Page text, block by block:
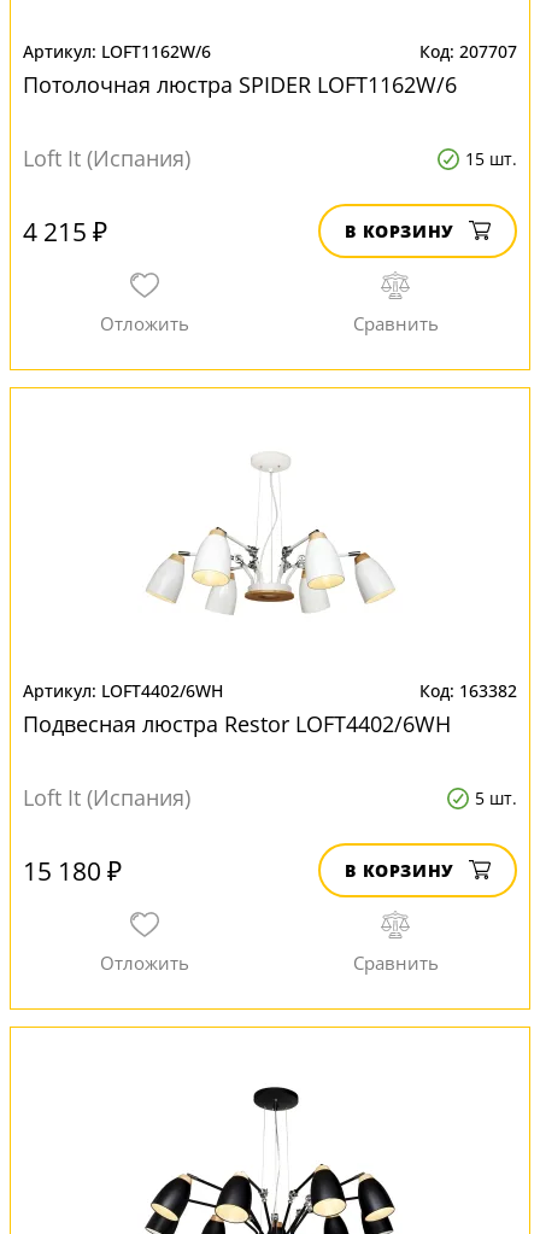
LOFT1162W/6 207707
Потолочная люстра SPIDER LOFT1162W/6
Loft It (Испания) 15 шт.
4 215 ₽ В КОРЗИНУ
LOFT4402/6WH 163382
Подвесная люстра Restor LOFT4402/6WH
Loft It (Испания) 5 шт.
15 180 ₽ В КОРЗИНУ